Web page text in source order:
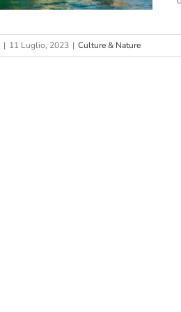
| 11 Luglio, 2023 | Culture & Nature